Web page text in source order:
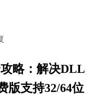
略：解决DLL
版支持32/64位